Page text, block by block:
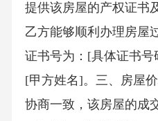
提供该房屋的产权证书
乙方能够顺利办理房屋
证书号为：[具体证书号
[甲方姓名]。三、房屋
协商一致，该房屋的成